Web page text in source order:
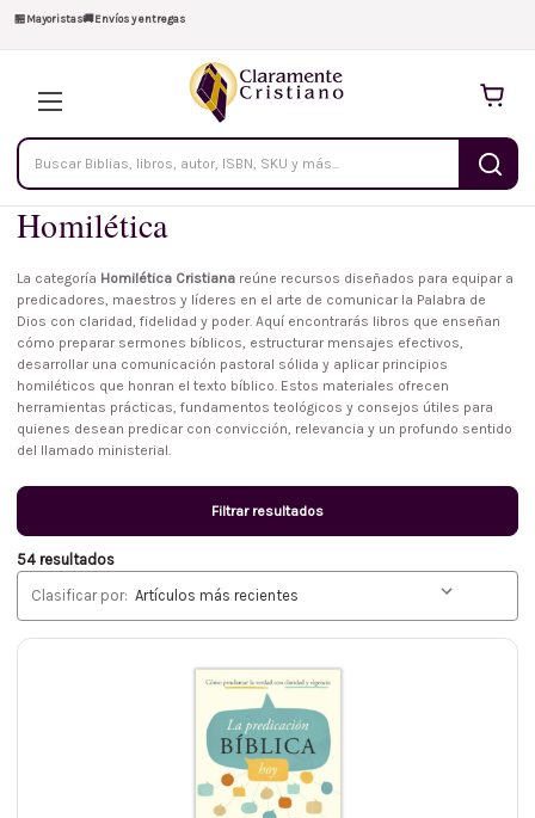
🏪Mayoristas🚚Envíos y entregas
Buscar
productos
Homilética
La categoría Homilética Cristiana reúne recursos diseñados para equipar a
predicadores, maestros y líderes en el arte de comunicar la Palabra de
Dios con claridad, fidelidad y poder. Aquí encontrarás libros que enseñan
cómo preparar sermones bíblicos, estructurar mensajes efectivos,
desarrollar una comunicación pastoral sólida y aplicar principios
homiléticos que honran el texto bíblico. Estos materiales ofrecen
herramientas prácticas, fundamentos teológicos y consejos útiles para
quienes desean predicar con convicción, relevancia y un profundo sentido
del llamado ministerial.
Filtrar resultados
54 resultados
Clasificar por: